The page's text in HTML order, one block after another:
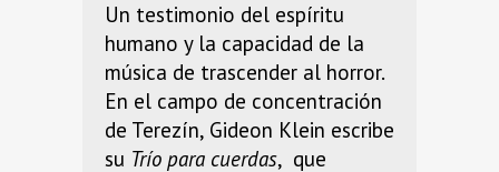
Un testimonio del espíritu
humano y la capacidad de la
música de trascender al horror.
En el campo de concentración
de Terezín, Gideon Klein escribe
su Trío para cuerdas, que